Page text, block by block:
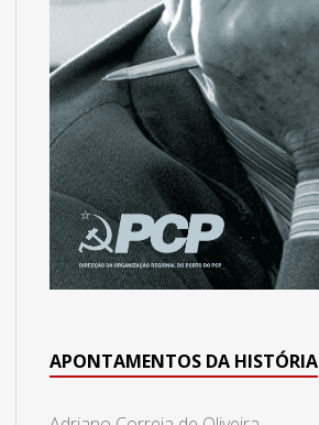
APONTAMENTOS DA HISTÓRIA